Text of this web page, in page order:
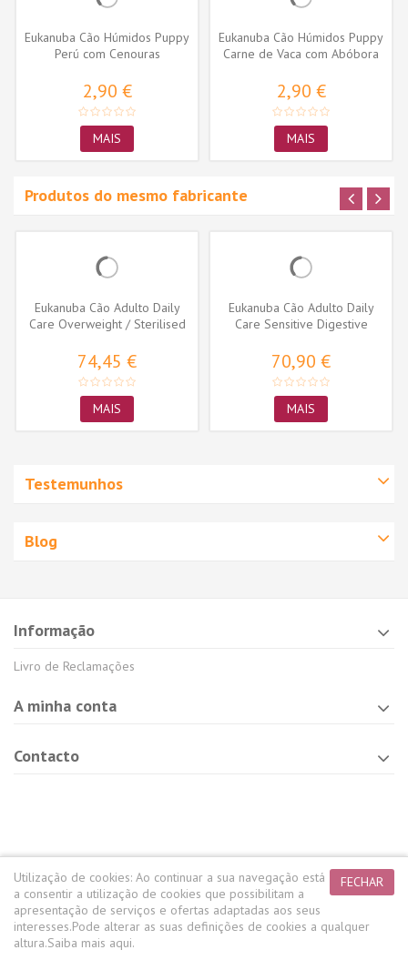
Eukanuba Cão Húmidos Puppy
Perú com Cenouras
2,90 €
MAIS
Eukanuba Cão Húmidos Puppy
Carne de Vaca com Abóbora
2,90 €
MAIS
Produtos do mesmo fabricante
Eukanuba Cão Adulto Daily
Care Overweight / Sterilised
74,45 €
MAIS
Eukanuba Cão Adulto Daily
Care Sensitive Digestive
70,90 €
MAIS
Testemunhos
Blog
Informação
Livro de Reclamações
A minha conta
Contacto
FECHAR
Utilização de cookies: Ao continuar a sua navegação está
a consentir a utilização de cookies que possibilitam a
apresentação de serviços e ofertas adaptadas aos seus
interesses.Pode alterar as suas definições de cookies a qualquer
altura.Saiba mais aqui.